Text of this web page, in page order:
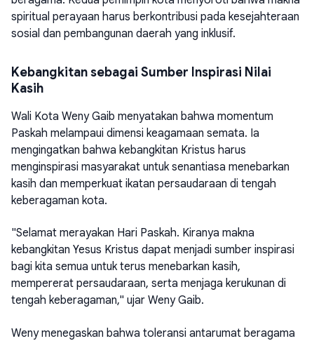
spiritual perayaan harus berkontribusi pada kesejahteraan
sosial dan pembangunan daerah yang inklusif.
Kebangkitan sebagai Sumber Inspirasi Nilai
Kasih
Wali Kota Weny Gaib menyatakan bahwa momentum
Paskah melampaui dimensi keagamaan semata. Ia
mengingatkan bahwa kebangkitan Kristus harus
menginspirasi masyarakat untuk senantiasa menebarkan
kasih dan memperkuat ikatan persaudaraan di tengah
keberagaman kota.
"Selamat merayakan Hari Paskah. Kiranya makna
kebangkitan Yesus Kristus dapat menjadi sumber inspirasi
bagi kita semua untuk terus menebarkan kasih,
mempererat persaudaraan, serta menjaga kerukunan di
tengah keberagaman," ujar Weny Gaib.
Weny menegaskan bahwa toleransi antarumat beragama